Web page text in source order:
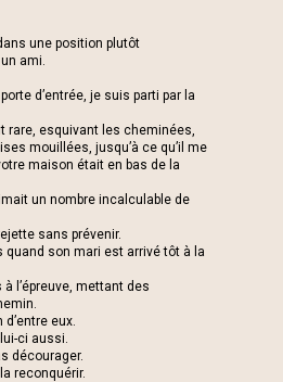
une position plutôt
ami.
d’entrée, je suis parti par la
rare, esquivant les cheminées,
mouillées, jusqu’à ce qu’il me
maison était en bas de la
un nombre incalculable de
sans prévenir.
quand son mari est arrivé tôt à la
l’épreuve, mettant des
eux.
ci aussi.
décourager.
reconquérir.